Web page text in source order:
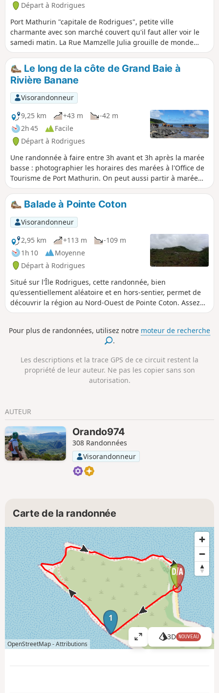
Départ à Rodrigues
Port Mathurin "capitale de Rodrigues", petite ville
charmante avec son marché couvert qu'il faut aller voir le
samedi matin. La Rue Mamzelle Julia grouille de monde
avec tous ces commerces. À quelques encablures de Port
Mathurin, sur la hauteur, est érigée une croix symbolisant
l'année 2000. Depuis Port Mathurin, un sentier permet de
rejoindre Mont Lubin en passant dans une très belle forêt
avec des arbres magnifiques.
Le long de la côte de Grand Baie à
Rivière Banane
Visorandonneur
9,25 km
+43 m
-42 m
2h 45
Facile
Départ à Rodrigues
Une randonnée à faire entre 3h avant et 3h après la marée
basse : photographier les horaires des marées à l'Office de
Tourisme de Port Mathurin. On peut aussi partir à marée
montante, déjeuner à plage de Rivière Banane dans une
"boutik". La plage est parfaite pour la baignade avec une
bonne profondeur d'eau, les propriétaires de bateaux vous
proposeront certainement d'aller plonger avec masque,
palmes et tuba sur la barrière de corail (matériel fourni).
Balade à Pointe Coton
Visorandonneur
2,95 km
+113 m
-109 m
1h 10
Moyenne
Départ à Rodrigues
Situé sur l'Île Rodrigues, cette randonnée, bien
qu'essentiellement aléatoire et en hors-sentier, permet de
découvrir la région au Nord-Ouest de Pointe Coton. Assez
facile, elle offre de magnifiques panoramas sur cette
montagne. On y découvre une partie méconnue de
Rodrigues qui est surnommé "la perle des Mascareignes".
longueur. Bien regarder où vous allez.
Pour plus de randonnées, utilisez notre moteur de recherche
.
Les descriptions et la trace GPS de ce circuit restent la
propriété de leur auteur. Ne pas les copier sans son
autorisation.
AUTEUR
Orando974
308 Randonnées
Visorandonneur
Carte de la randonnée
1
OpenStreetMap -Attributions
A
ff
3D NOUVEAU